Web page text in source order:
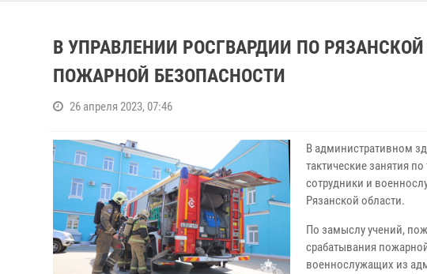
В УПРАВЛЕНИИ РОСГВАРДИИ ПО
ПОЖАРНОЙ БЕЗОПАСНОСТИ
26 апреля 2023, 07:46
В административном
тактические занятия
сотрудники и
Рязанской области.
По замыслу учений,
срабатывания
военнослужащих из